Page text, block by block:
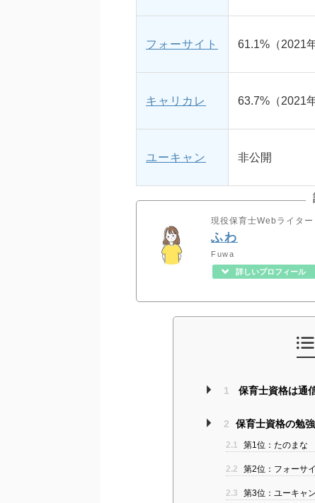
フォーサイト 61.1%（2021年
キャリカレ 63.7%（2021年
ユーキャン 非公開
現役保育士Webライター
ふわ
Fuwa
詳しいプロフィール
1 保育士資格は通
2 保育士資格の勉
2.1 第1位：たのまな
2.2 第2位：フォーサ
2.3 第3位：ユーキャン